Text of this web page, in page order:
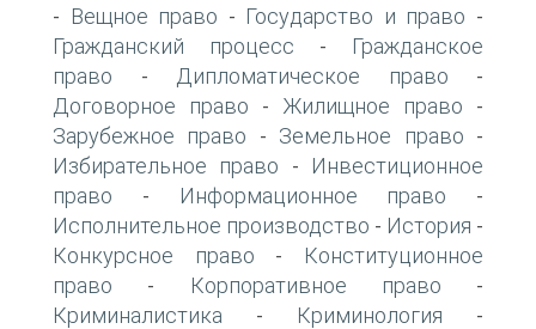
- Вещное право - Государство и право -
Гражданский процесс -
Гражданское
право - Дипломатическое право -
Договорное право - Жилищное право -
Зарубежное право - Земельное право -
Избирательное право -
Инвестиционное
право - Информационное право -
Исполнительное производство - История -
Конкурсное право -
Конституционное
право - Корпоративное право -
Криминалистика - Криминология -